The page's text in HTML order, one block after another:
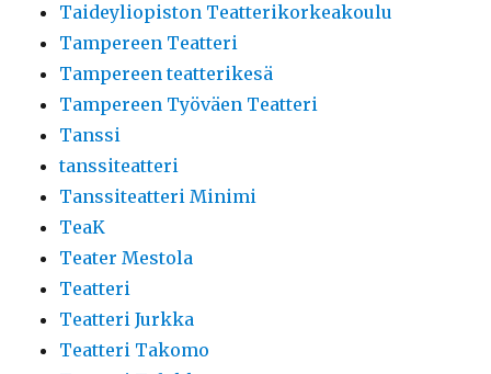
Taideyliopiston Teatterikorkeakoulu
Tampereen Teatteri
Tampereen teatterikesä
Tampereen Työväen Teatteri
Tanssi
tanssiteatteri
Tanssiteatteri Minimi
TeaK
Teater Mestola
Teatteri
Teatteri Jurkka
Teatteri Takomo